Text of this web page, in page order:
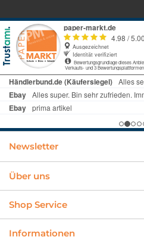
Newsletter
Über uns
Shop Service
Informationen